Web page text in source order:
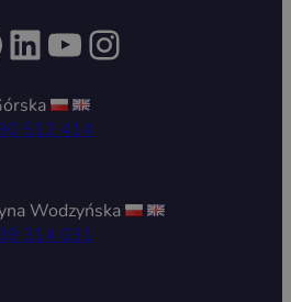
LinkedIn YouTube Instagram
512 414
Wodzyńska
314 031